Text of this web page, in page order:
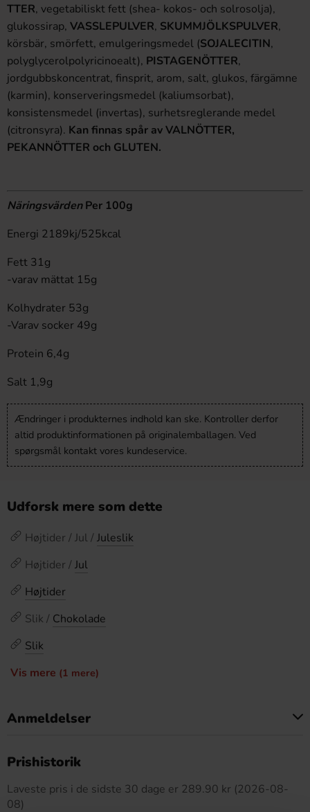
TTER, vegetabiliskt fett (shea- kokos- och solrosolja),
glukossirap, VASSLEPULVER, SKUMMJÖLKSPULVER,
körsbär, smörfett, emulgeringsmedel (SOJALECITIN,
polyglycerolpolyricinoealt), PISTAGENÖTTER,
jordgubbskoncentrat, finsprit, arom, salt, glukos, färgämne
(karmin), konserveringsmedel (kaliumsorbat),
konsistensmedel (invertas), surhetsreglerande medel
(citronsyra). Kan finnas spår av VALNÖTTER,
PEKANNÖTTER och GLUTEN.
NäringsvärdenPer 100g
Energi 2189kj/525kcal
Fett 31g
-varav mättat 15g
Kolhydrater 53g
-Varav socker 49g
Protein 6,4g
Salt 1,9g
Ændringer i produkternes indhold kan ske. Kontroller derfor
altid produktinformationen på originalemballagen. Ved
spørgsmål kontakt vores kundeservice.
Udforsk mere som dette
Højtider / Jul / Juleslik
Højtider / Jul
Højtider
Slik / Chokolade
Slik
Vis mere (1 mere)
Anmeldelser
Prishistorik
Laveste pris i de sidste 30 dage er 289.90 kr (2026-08-
08)